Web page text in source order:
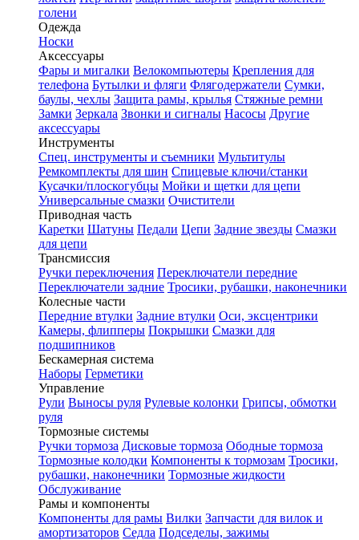
голени
Одежда
Носки
Аксессуары
Фары и мигалки Велокомпьютеры Крепления для
телефона Бутылки и фляги Флягодержатели Сумки,
баулы, чехлы Защита рамы, крылья Стяжные ремни
Замки Зеркала Звонки и сигналы Насосы Другие
аксессуары
Инструменты
Спец. инструменты и съемники Мультитулы
Ремкомплекты для шин Спицевые ключи/станки
Кусачки/плоскогубцы Мойки и щетки для цепи
Универсальные смазки Очистители
Приводная часть
Каретки Шатуны Педали Цепи Задние звезды Смазки
для цепи
Трансмиссия
Ручки переключения Переключатели передние
Переключатели задние Тросики, рубашки, наконечники
Колесные части
Передние втулки Задние втулки Оси, эксцентрики
Камеры, флипперы Покрышки Смазки для
подшипников
Бескамерная система
Наборы Герметики
Управление
Рули Выносы руля Рулевые колонки Грипсы, обмотки
руля
Тормозные системы
Ручки тормоза Дисковые тормоза Ободные тормоза
Тормозные колодки Компоненты к тормозам Тросики,
рубашки, наконечники Тормозные жидкости
Обслуживание
Рамы и компоненты
Компоненты для рамы Вилки Запчасти для вилок и
амортизаторов Седла Подседелы, зажимы